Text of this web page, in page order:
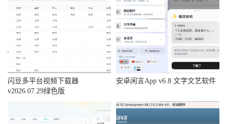
闪豆多平台视频下载器
v2026.07.29绿色版
安卓闲言App v6.8 文字文艺软件